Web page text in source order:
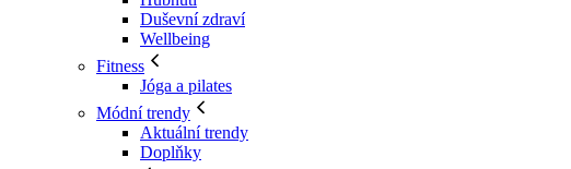
Duševní zdraví
Wellbeing
Fitness
Jóga a pilates
Módní trendy
Aktuální trendy
Doplňky